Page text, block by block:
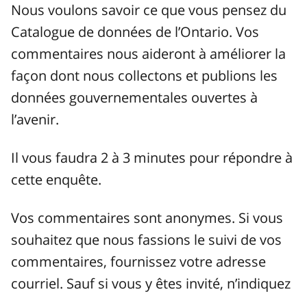
Nous voulons savoir ce que vous pensez du
Catalogue de données de l’Ontario. Vos
commentaires nous aideront à améliorer la
façon dont nous collectons et publions les
données gouvernementales ouvertes à
l’avenir.
Il vous faudra 2 à 3 minutes pour répondre à
cette enquête.
Vos commentaires sont anonymes. Si vous
souhaitez que nous fassions le suivi de vos
commentaires, fournissez votre adresse
courriel. Sauf si vous y êtes invité, n’indiquez